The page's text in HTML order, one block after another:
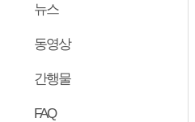
뉴스
동영상
간행물
FAQ